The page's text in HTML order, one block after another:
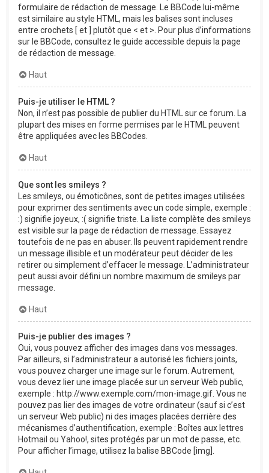
formulaire de rédaction de message. Le BBCode lui-même
est similaire au style HTML, mais les balises sont incluses
entre crochets [ et ] plutôt que < et >. Pour plus d’informations
sur le BBCode, consultez le guide accessible depuis la page
de rédaction de message.
Haut
Puis-je utiliser le HTML ?
Non, il n’est pas possible de publier du HTML sur ce forum. La
plupart des mises en forme permises par le HTML peuvent
être appliquées avec les BBCodes.
Haut
Que sont les smileys ?
Les smileys, ou émoticônes, sont de petites images utilisées
pour exprimer des sentiments avec un code simple, exemple :
:) signifie joyeux, :( signifie triste. La liste complète des smileys
est visible sur la page de rédaction de message. Essayez
toutefois de ne pas en abuser. Ils peuvent rapidement rendre
un message illisible et un modérateur peut décider de les
retirer ou simplement d’effacer le message. L’administrateur
peut aussi avoir défini un nombre maximum de smileys par
message.
Haut
Puis-je publier des images ?
Oui, vous pouvez afficher des images dans vos messages.
Par ailleurs, si l’administrateur a autorisé les fichiers joints,
vous pouvez charger une image sur le forum. Autrement,
vous devez lier une image placée sur un serveur Web public,
exemple : http://www.exemple.com/mon-image.gif. Vous ne
pouvez pas lier des images de votre ordinateur (sauf si c’est
un serveur Web public) ni des images placées derrière des
mécanismes d’authentification, exemple : Boîtes aux lettres
Hotmail ou Yahoo!, sites protégés par un mot de passe, etc.
Pour afficher l’image, utilisez la balise BBCode [img].